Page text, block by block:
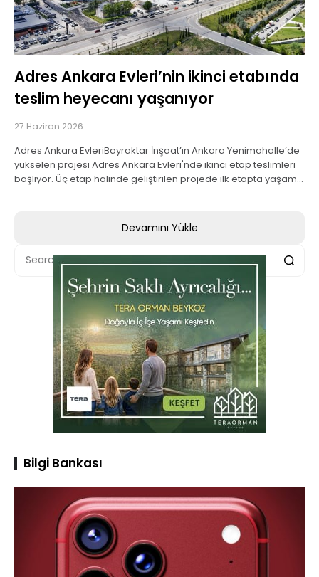
Adres Ankara Evleri’nin ikinci etabında
teslim heyecanı yaşanıyor
27 Haziran 2026
Adres Ankara EvleriBayraktar İnşaat’ın Ankara Yenimahalle’de
yükselen projesi Adres Ankara Evleri'nde ikinci etap teslimleri
başlıyor. Üç etap halinde geliştirilen projede ilk etapta yaşam
Devamını Yükle
Bilgi Bankası